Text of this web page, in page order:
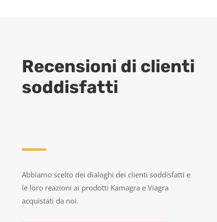
Recensioni di clienti
soddisfatti
Abbiamo scelto dei dialoghi dei clienti soddisfatti e
le loro reazioni ai prodotti Kamagra e Viagra
acquistati da noi.